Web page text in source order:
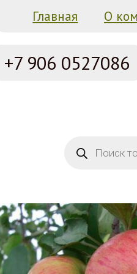
Главная О
+7 906 0527086